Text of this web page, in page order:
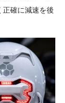
正確に減速を後